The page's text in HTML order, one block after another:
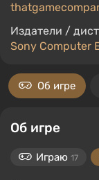
Издатели /
Sony Computer
Об игре
Об игре
Играю 17